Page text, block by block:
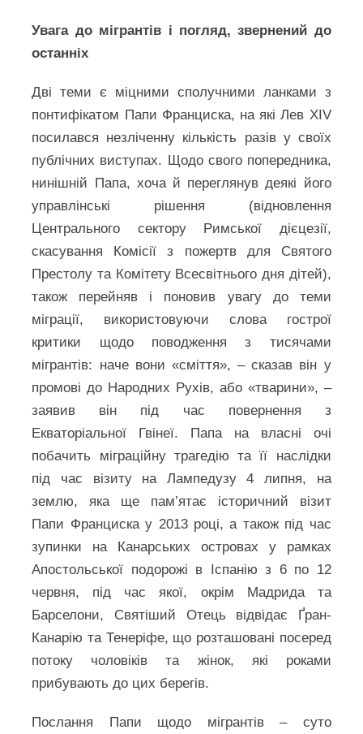
Увага до мігрантів і погляд, звернений до
останніх
Дві теми є міцними сполучними ланками з
понтифікатом Папи Франциска, на які Лев XIV
посилався незліченну кількість разів у своїх
публічних виступах. Щодо свого попередника,
нинішній Папа, хоча й переглянув деякі його
управлінські рішення (відновлення
Центрального сектору Римської дієцезії,
скасування Комісії з пожертв для Святого
Престолу та Комітету Всесвітнього дня дітей),
також перейняв і поновив увагу до теми
міграції, використовуючи слова гострої
критики щодо поводження з тисячами
мігрантів: наче вони «сміття», – сказав він у
промові до Народних Рухів, або «тварини», –
заявив він під час повернення з
Екваторіальної Гвінеї. Папа на власні очі
побачить міграційну трагедію та її наслідки
під час візиту на Лампедузу 4 липня, на
землю, яка ще пам’ятає історичний візит
Папи Франциска у 2013 році, а також під час
зупинки на Канарських островах у рамках
Апостольської подорожі в Іспанію з 6 по 12
червня, під час якої, окрім Мадрида та
Барселони, Святіший Отець відвідає Ґран-
Канарію та Тенеріфе, що розташовані посеред
потоку чоловіків та жінок, які роками
прибувають до цих берегів.
Послання Папи щодо мігрантів – суто